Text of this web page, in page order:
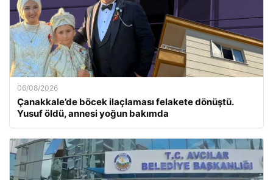
06/08/2026
Çanakkale’de böcek ilaçlaması felakete dönüştü.
Yusuf öldü, annesi yoğun bakımda